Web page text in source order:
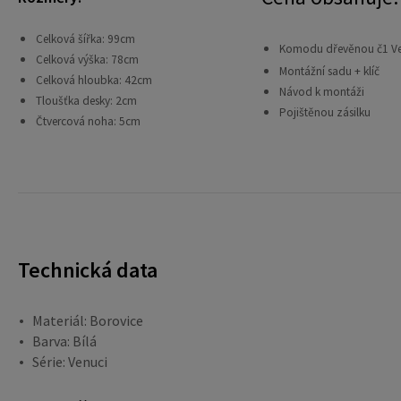
Celková šířka: 99cm
Celková výška: 78cm
Celková hloubka: 42cm
Tloušťka desky: 2cm
Čtvercová noha: 5cm
Komodu dřevěnou č1
Montážní sadu + klíč
Návod k montáži
Pojištěnou zásilku
Technická data
Materiál: Borovice
Barva: Bílá
Série: Venuci